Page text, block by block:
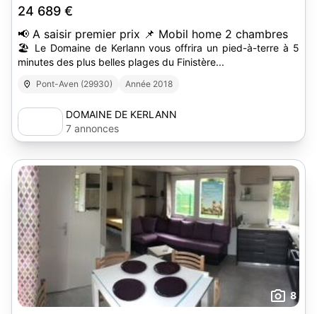
24 689 €
📢 A saisir premier prix 📌 Mobil home 2 chambres
🏖️ Le Domaine de Kerlann vous offrira un pied-à-terre à 5
minutes des plus belles plages du Finistère...
Pont-Aven (29930) Année 2018
DOMAINE DE KERLANN
7 annonces
8